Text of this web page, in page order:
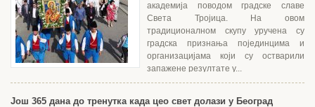
академија поводом градске славе
Света Тројица. На овом
традиционалном скупу уручена су
градска признања појединцима и
организацијама који су остварили
запажене резултате у...
Још 365 дана до тренутка када цео свет долази у Београд